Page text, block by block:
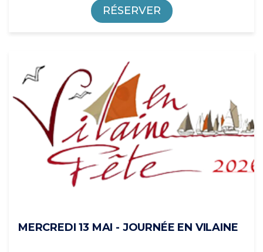
RÉSERVER
MERCREDI 13 MAI - JOURNÉE EN VILAINE